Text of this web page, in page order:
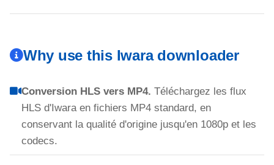
Why use this Iwara downloader
Conversion HLS vers MP4. Téléchargez les flux
HLS d'Iwara en fichiers MP4 standard, en
conservant la qualité d'origine jusqu'en 1080p et les
codecs.